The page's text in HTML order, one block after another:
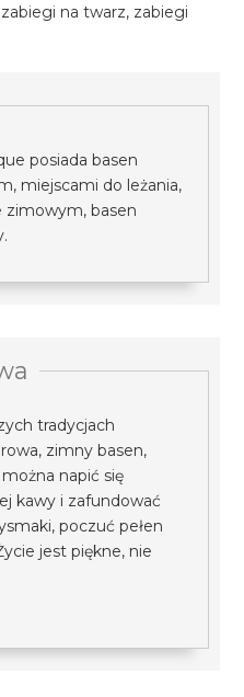
na twarz, zabiegi
posiada basen
miejscami do leżania,
zimowym, basen
tradycjach
zimny basen,
napić się
kawy i zafundować
poczuć pełen
jest piękne, nie